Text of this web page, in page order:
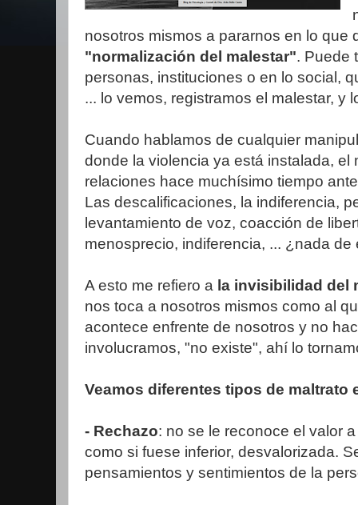
nosotros mismos a pararnos en lo que
"normalización del malestar". Puede
personas, instituciones o en lo social,
... lo vemos, registramos el malestar, y
Cuando hablamos de cualquier
donde la violencia ya está instalada, el
relaciones hace muchísimo tiempo
Las descalificaciones, la indiferencia,
levantamiento de voz, coacción de
menosprecio, indiferencia, ... ¿nada de
A esto me refiero a la invisibilidad del
nos toca a nosotros mismos como al
acontece enfrente de nosotros y no
involucramos, "no existe", ahí lo
Veamos diferentes tipos de maltrato
- Rechazo: no se le reconoce el valor
como si fuese inferior, desvalorizada.
pensamientos y sentimientos de la